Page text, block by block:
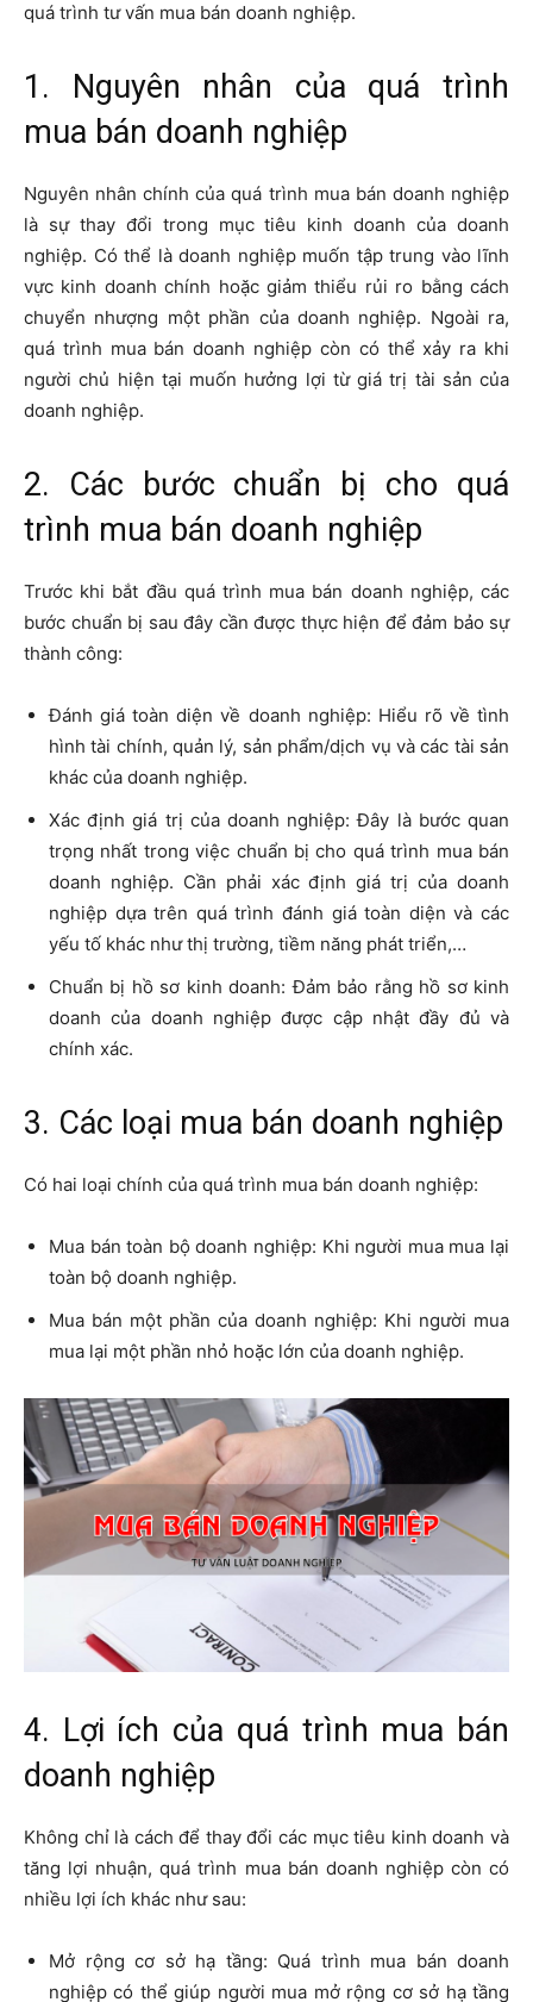
quá trình tư vấn mua bán doanh nghiệp.
1. Nguyên nhân của quá trình
mua bán doanh nghiệp
Nguyên nhân chính của quá trình mua bán doanh nghiệp
là sự thay đổi trong mục tiêu kinh doanh của doanh
nghiệp. Có thể là doanh nghiệp muốn tập trung vào lĩnh
vực kinh doanh chính hoặc giảm thiểu rủi ro bằng cách
chuyển nhượng một phần của doanh nghiệp. Ngoài ra,
quá trình mua bán doanh nghiệp còn có thể xảy ra khi
người chủ hiện tại muốn hưởng lợi từ giá trị tài sản của
doanh nghiệp.
2. Các bước chuẩn bị cho quá
trình mua bán doanh nghiệp
Trước khi bắt đầu quá trình mua bán doanh nghiệp, các
bước chuẩn bị sau đây cần được thực hiện để đảm bảo sự
thành công:
Đánh giá toàn diện về doanh nghiệp: Hiểu rõ về tình
hình tài chính, quản lý, sản phẩm/dịch vụ và các tài sản
khác của doanh nghiệp.
Xác định giá trị của doanh nghiệp: Đây là bước quan
trọng nhất trong việc chuẩn bị cho quá trình mua bán
doanh nghiệp. Cần phải xác định giá trị của doanh
nghiệp dựa trên quá trình đánh giá toàn diện và các
yếu tố khác như thị trường, tiềm năng phát triển,…
Chuẩn bị hồ sơ kinh doanh: Đảm bảo rằng hồ sơ kinh
doanh của doanh nghiệp được cập nhật đầy đủ và
chính xác.
3. Các loại mua bán doanh nghiệp
Có hai loại chính của quá trình mua bán doanh nghiệp:
Mua bán toàn bộ doanh nghiệp: Khi người mua mua lại
toàn bộ doanh nghiệp.
Mua bán một phần của doanh nghiệp: Khi người mua
mua lại một phần nhỏ hoặc lớn của doanh nghiệp.
4. Lợi ích của quá trình mua bán
doanh nghiệp
Không chỉ là cách để thay đổi các mục tiêu kinh doanh và
tăng lợi nhuận, quá trình mua bán doanh nghiệp còn có
nhiều lợi ích khác như sau:
Mở rộng cơ sở hạ tầng: Quá trình mua bán doanh
nghiệp có thể giúp người mua mở rộng cơ sở hạ tầng